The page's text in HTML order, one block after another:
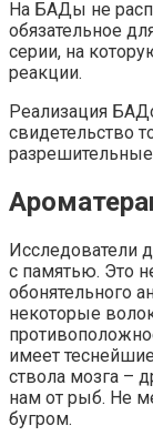
На БАДы не
обязательное
серии, на
реакции.
Реализация
свидетельство
Исследователи
с памятью. Это
обонятельного
некоторые
имеет
ствола мозга –
нам от рыб. Не
бугром.